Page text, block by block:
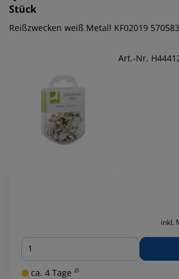
Stück
Reißzwecken weiß Metall KF02019
Art.-Nr.
inkl.
Menge
ca. 4 Tage ²⁾